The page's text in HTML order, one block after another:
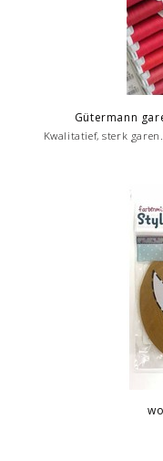
Gütermann
Kwalitatief, sterk